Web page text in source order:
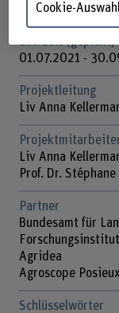
Schweizerische
Laufzeit (geplant)
01.07.2021 -
Projektleitung
Liv Anna
Liv Anna
Prof. Dr. Stéphane
Partner
Bundesamt für
Agridea
Agroscope Posieux
Schlüsselwörter
Cookie-